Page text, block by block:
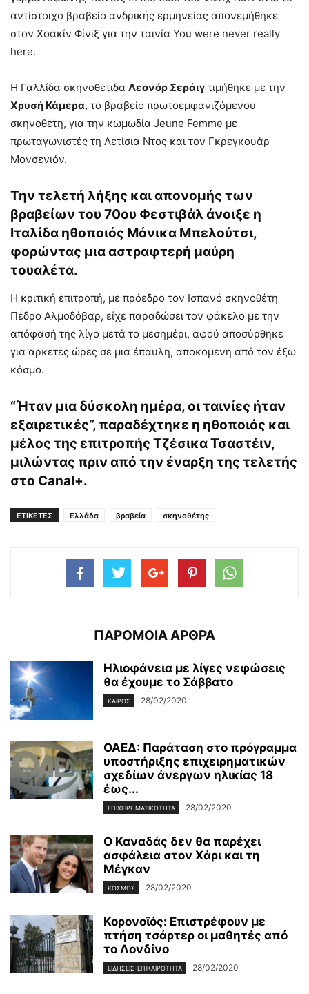
αντίστοιχο βραβείο ανδρικής ερμηνείας απονεμήθηκε
στον Χοακίν Φίνιξ για την ταινία You were never really
here.
Η Γαλλίδα σκηνοθέτιδα Λεονόρ Σεράιγ τιμήθηκε με την
Χρυσή Κάμερα, το βραβείο πρωτοεμφανιζόμενου
σκηνοθέτη, για την κωμωδία Jeune Femme με
πρωταγωνιστές τη Λετίσια Ντος και τον Γκρεγκουάρ
Μονσενιόν.
Την τελετή λήξης και απονομής των
βραβείων του 70ου Φεστιβάλ άνοιξε η
Ιταλίδα ηθοποιός Μόνικα Μπελούτσι,
φορώντας μια αστραφτερή μαύρη
τουαλέτα.
Η κριτική επιτροπή, με πρόεδρο τον Ισπανό σκηνοθέτη
Πέδρο Αλμοδόβαρ, είχε παραδώσει τον φάκελο με την
απόφασή της λίγο μετά το μεσημέρι, αφού αποσύρθηκε
για αρκετές ώρες σε μια έπαυλη, αποκομένη από τον έξω
κόσμο.
“Ήταν μια δύσκολη ημέρα, οι ταινίες ήταν
εξαιρετικές”, παραδέχτηκε η ηθοποιός και
μέλος της επιτροπής Τζέσικα Τσαστέιν,
μιλώντας πριν από την έναρξη της τελετής
στο Canal+.
ΕΤΙΚΕΤΕΣ Ελλάδα βραβεία σκηνοθέτης
ΠΑΡΟΜΟΙΑ ΑΡΘΡΑ
Ηλιοφάνεια με λίγες νεφώσεις
θα έχουμε το Σάββατο
ΚΑΙΡΌΣ 28/02/2020
ΟΑΕΔ: Παράταση στο πρόγραμμα
υποστήριξης επιχειρηματικών
σχεδίων άνεργων ηλικίας 18
έως...
ΕΠΙΧΕΙΡΗΜΑΤΙΚΌΤΗΤΑ 28/02/2020
Ο Καναδάς δεν θα παρέχει
ασφάλεια στον Χάρι και τη
Μέγκαν
ΚΌΣΜΟΣ 28/02/2020
Κορονοϊός: Επιστρέφουν με
πτήση τσάρτερ οι μαθητές από
το Λονδίνο
ΕΙΔΉΣΕΙΣ-ΕΠΙΚΑΙΡΌΤΗΤΑ 28/02/2020